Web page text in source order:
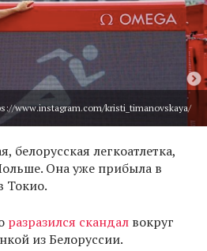
www.instagram.com/kristi_timanovskaya/
белорусская легкоатлетка,
Она уже прибыла в
Токио.
разразился скандал вокруг
из Белоруссии.